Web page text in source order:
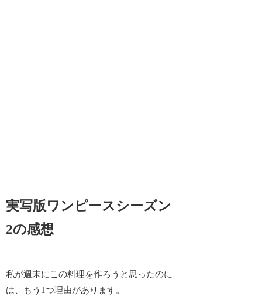
実写版ワンピースシーズン
2の感想
私が週末にこの料理を作ろうと思ったのに
は、もう1つ理由があります。